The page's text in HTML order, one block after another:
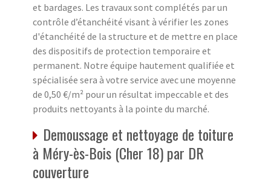
et bardages. Les travaux sont complétés par un
contrôle d’étanchéité visant à vérifier les zones
d'étanchéité de la structure et de mettre en place
des dispositifs de protection temporaire et
permanent. Notre équipe hautement qualifiée et
spécialisée sera à votre service avec une moyenne
de 0,50 €/m² pour un résultat impeccable et des
produits nettoyants à la pointe du marché.
Demoussage et nettoyage de toiture
à Méry-ès-Bois (Cher 18) par DR
couverture